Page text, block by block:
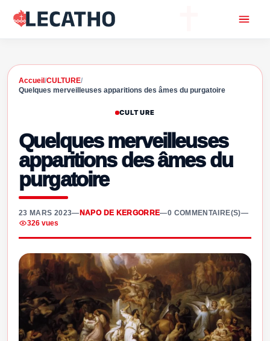
Accueil /CULTURE/
Quelques merveilleuses apparitions des âmes du purgatoire
CULTURE
Quelques merveilleuses
apparitions des âmes du
purgatoire
23 MARS 2023— NAPO DE KERGORRE—0 COMMENTAIRE(S)—
326 vues